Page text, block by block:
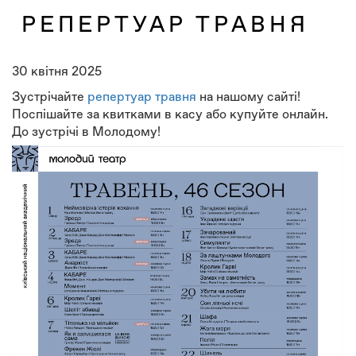
РЕПЕРТУАР ТРАВНЯ
30 квітня 2025
Зустрічайте репертуар травня на нашому сайті!
Поспішайте за квитками в касу або купуйте онлайн.
До зустрічі в Молодому!